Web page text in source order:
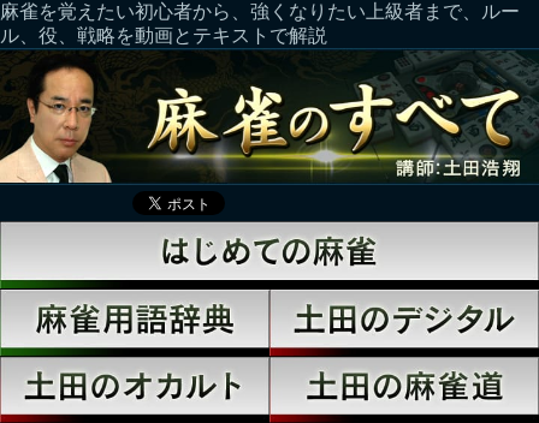
麻雀を覚えたい初心者から、強くなりたい上級者まで、ルー
ル、役、戦略を動画とテキストで解説